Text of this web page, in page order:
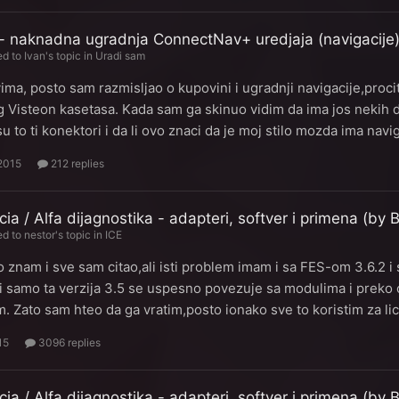
naknadna ugradnja ConnectNav+ uredjaja
to Ivan's topic in Uradi sam
posto sam razmisljao o kupovini i ugradnji
Visteon kasetasa. Kada sam ga skinuo vidim da ima jos
to ti konektori i da li ovo znaci da je moj stilo mozda ima
212 replies
/ Alfa dijagnostika - adapteri, softver i primena (by
to nestor's topic in ICE
znam i sve sam citao,ali isti problem imam i sa FES-om 3.6.2
samo ta verzija 3.5 se uspesno povezuje sa modulima i
Zato sam hteo da ga vratim,posto ionako sve to koristim za
3096 replies